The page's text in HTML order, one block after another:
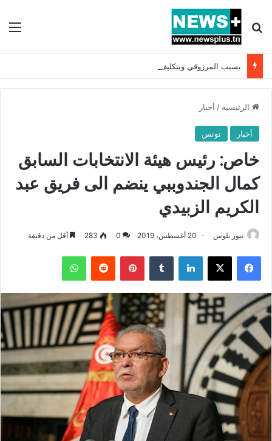
بحث عن
الرئيسية / أخبار
أخبار تونس
خاص: رئيس هيئة الانتخابات السابق
كمال الجندوببي ينضم الى فريق عبد
الكريم الزبيدي
نيوز بلوس 20 أغسطس، 2019 0
283 أقل من دقيقة
فيسبوك X لينكدإن بينتيريست واتساب